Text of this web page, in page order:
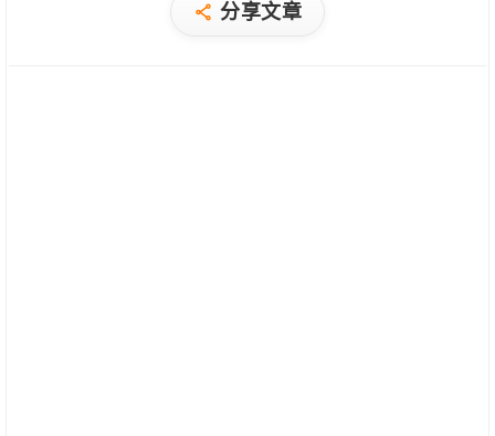
分享文章